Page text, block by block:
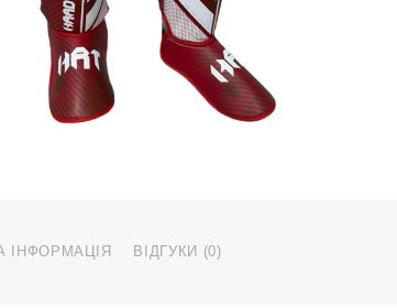
ІНФОРМАЦІЯ ВІДГУКИ (0)